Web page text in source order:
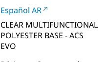
Español AR
CLEAR MULTIFUNCTIONAL
POLYESTER BASE - ACS
EVO